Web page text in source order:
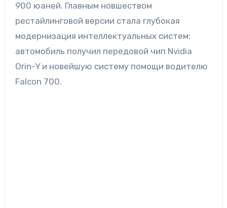
900 юаней. Главным новшеством
рестайлинговой версии стала глубокая
модернизация интеллектуальных систем:
автомобиль получил передовой чип Nvidia
Orin-Y и новейшую систему помощи водителю
Falcon 700.